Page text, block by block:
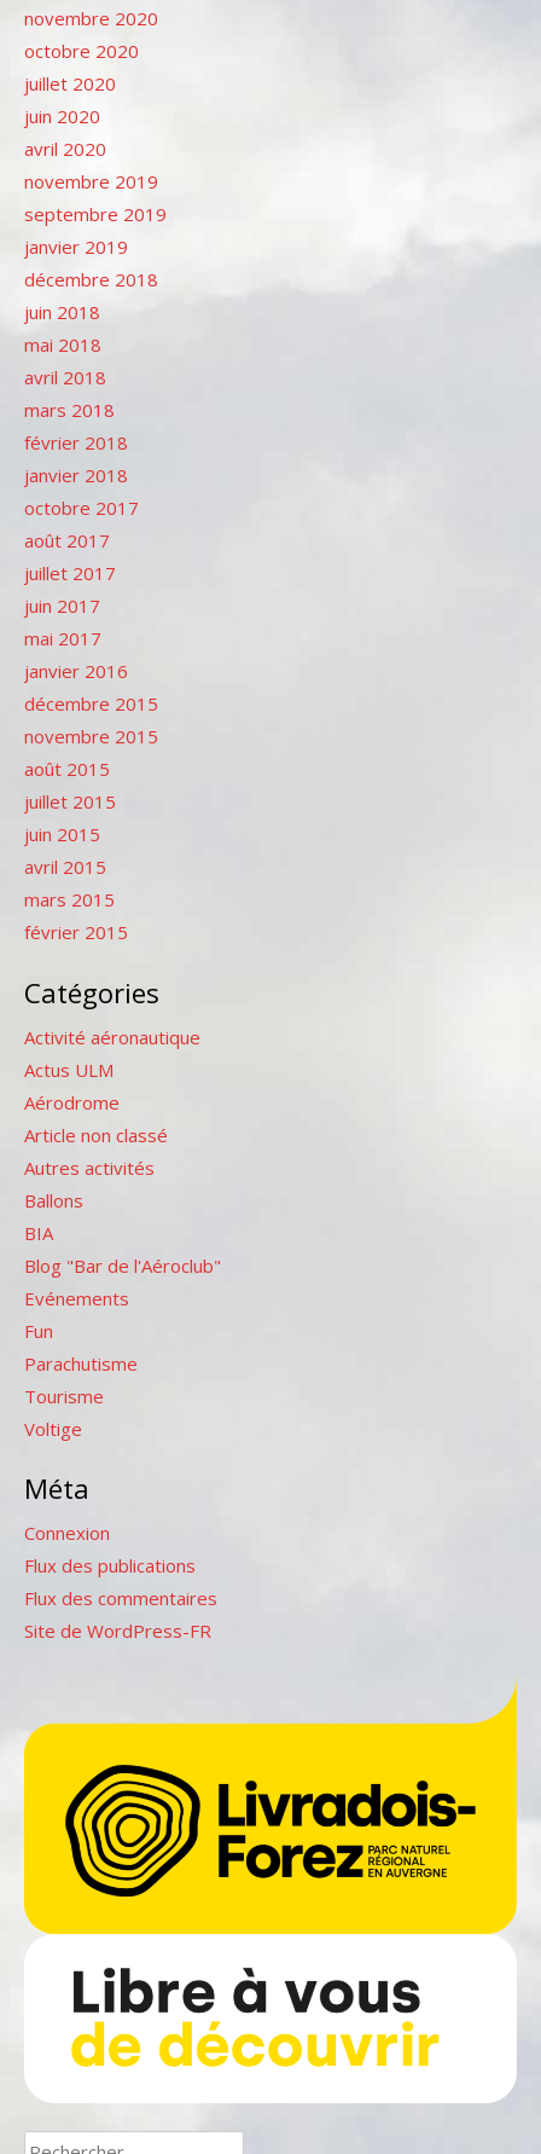
novembre 2020
octobre 2020
juillet 2020
juin 2020
avril 2020
novembre 2019
septembre 2019
janvier 2019
décembre 2018
juin 2018
mai 2018
avril 2018
mars 2018
février 2018
janvier 2018
octobre 2017
août 2017
juillet 2017
juin 2017
mai 2017
janvier 2016
décembre 2015
novembre 2015
août 2015
juillet 2015
juin 2015
avril 2015
mars 2015
février 2015
Catégories
Activité aéronautique
Actus ULM
Aérodrome
Article non classé
Autres activités
Ballons
BIA
Blog "Bar de l'Aéroclub"
Evénements
Fun
Parachutisme
Tourisme
Voltige
Méta
Connexion
Flux des publications
Flux des commentaires
Site de WordPress-FR
Rechercher :